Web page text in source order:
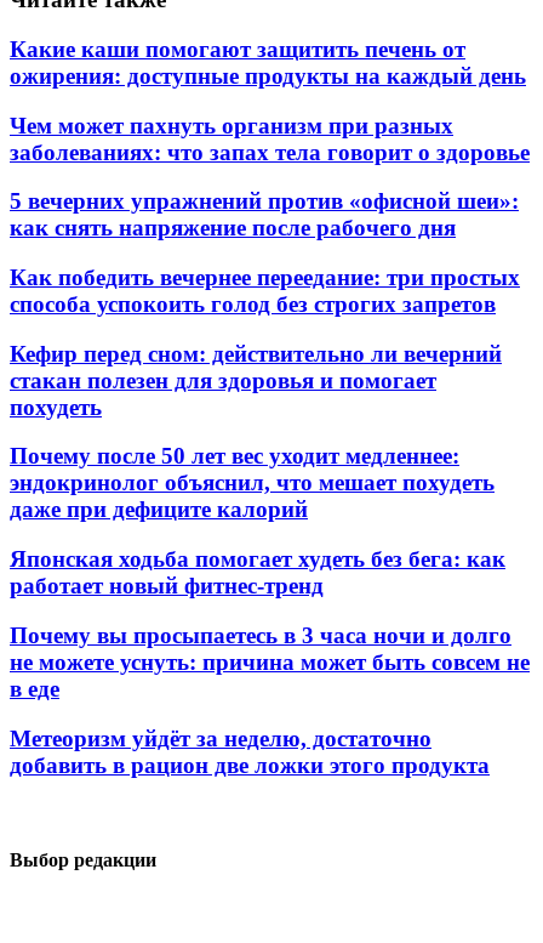
Какие каши помогают защитить печень от
ожирения: доступные продукты на каждый день
Чем может пахнуть организм при разных
заболеваниях: что запах тела говорит о здоровье
5 вечерних упражнений против «офисной шеи»:
как снять напряжение после рабочего дня
Как победить вечернее переедание: три простых
способа успокоить голод без строгих запретов
Кефир перед сном: действительно ли вечерний
стакан полезен для здоровья и помогает
похудеть
Почему после 50 лет вес уходит медленнее:
эндокринолог объяснил, что мешает похудеть
даже при дефиците калорий
Японская ходьба помогает худеть без бега: как
работает новый фитнес-тренд
Почему вы просыпаетесь в 3 часа ночи и долго
не можете уснуть: причина может быть совсем не
в еде
Метеоризм уйдёт за неделю, достаточно
добавить в рацион две ложки этого продукта
Выбор редакции